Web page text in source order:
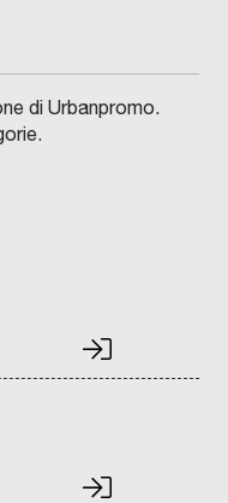
di Urbanpromo.